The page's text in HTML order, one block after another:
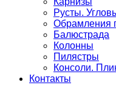
Русты.
Обрамления
Балюстрада
Колонны
Пилястры
Консоли.
Контакты